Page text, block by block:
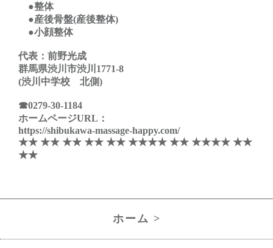
●整体
●産後骨盤(産後整体)
●小顔整体
代表：前野光成
群馬県渋川市渋川1771-8
(渋川中学校 北側)
☎0279-30-1184
ホームページURL：
https://shibukawa-massage-happy.com/
★★ ★★ ★★ ★★ ★★ ★★★★ ★★ ★★★★ ★★
★★
ホーム >